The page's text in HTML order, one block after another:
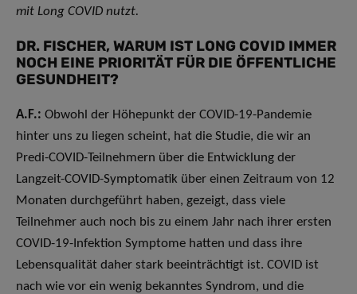
mit Long COVID nutzt.
DR. FISCHER, WARUM IST LONG COVID IMMER
NOCH EINE PRIORITÄT FÜR DIE ÖFFENTLICHE
GESUNDHEIT?
A.F.: Obwohl der Höhepunkt der COVID-19-Pandemie
hinter uns zu liegen scheint, hat die Studie, die wir an
Predi-COVID-Teilnehmern über die Entwicklung der
Langzeit-COVID-Symptomatik über einen Zeitraum von 12
Monaten durchgeführt haben, gezeigt, dass viele
Teilnehmer auch noch bis zu einem Jahr nach ihrer ersten
COVID-19-Infektion Symptome hatten und dass ihre
Lebensqualität daher stark beeinträchtigt ist. COVID ist
nach wie vor ein wenig bekanntes Syndrom, und die